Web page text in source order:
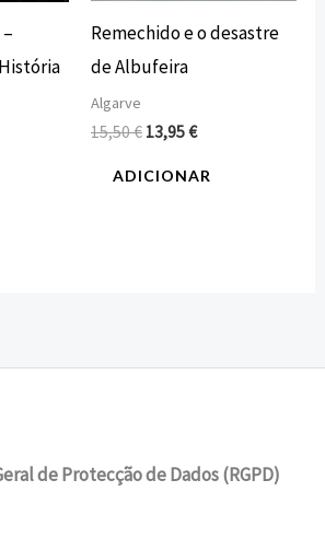
Remechido e o desastre
de Albufeira
Algarve
15,50€ 13,95€
ADICIONAR
de Protecção de Dados (RGPD)